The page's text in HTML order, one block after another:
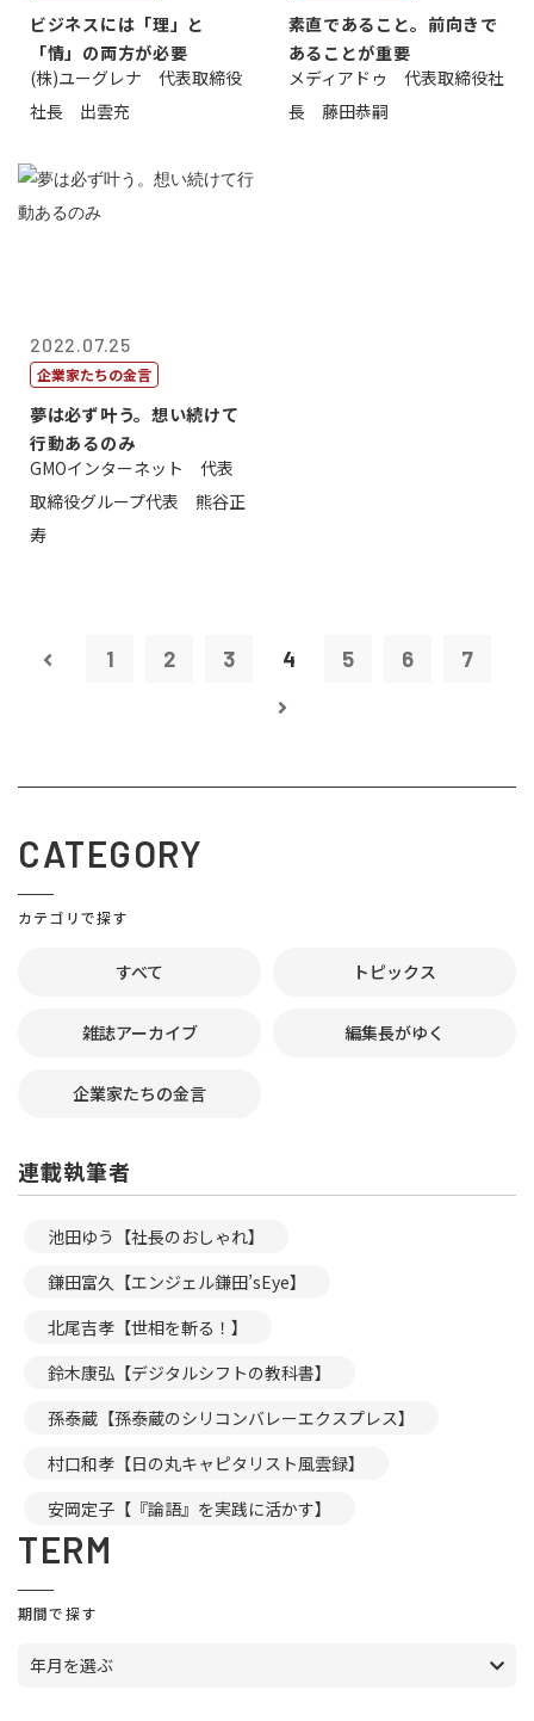
ビジネスには「理」と
「情」の両方が必要
(株)ユーグレナ 代表取締役
社長 出雲充
素直であること。前向きで
あることが重要
メディアドゥ 代表取締役社
長 藤田恭嗣
2022.07.25
企業家たちの金言
夢は必ず叶う。想い続けて
行動あるのみ
GMOインターネット 代表
取締役グループ代表 熊谷正
寿
1 2 3 4 5 6 7
CATEGORY
カテゴリで探す
すべて トピックス
雑誌アーカイブ 編集長がゆく
企業家たちの金言
連載執筆者
池田ゆう【社長のおしゃれ】
鎌田富久【エンジェル鎌田’sEye】
北尾吉孝【世相を斬る！】
鈴木康弘【デジタルシフトの教科書】
孫泰蔵【孫泰蔵のシリコンバレーエクスプレス】
村口和孝【日の丸キャピタリスト風雲録】
安岡定子【『論語』を実践に活かす】
TERM
期間で探す
年月を選ぶ